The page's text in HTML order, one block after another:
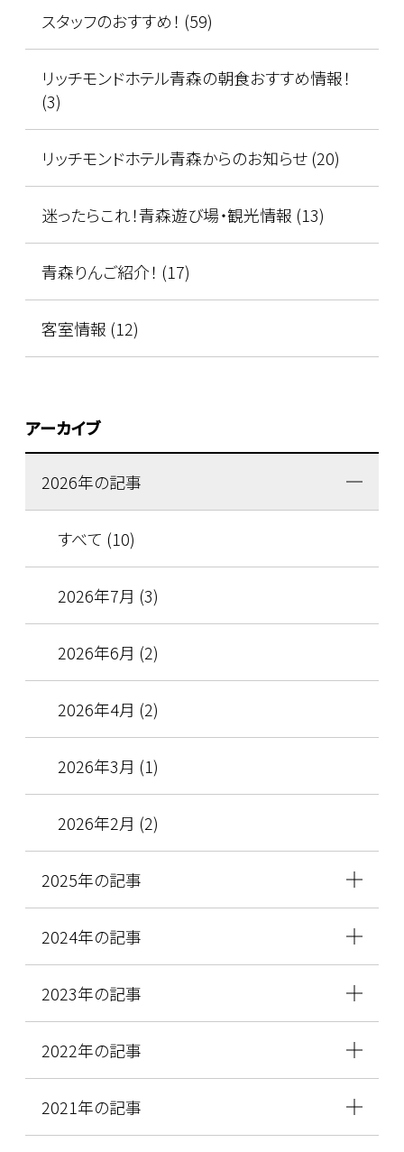
スタッフのおすすめ！ (59)
リッチモンドホテル青森の朝食おすすめ情報！
(3)
リッチモンドホテル青森からのお知らせ (20)
迷ったらこれ！青森遊び場・観光情報 (13)
青森りんご紹介！ (17)
客室情報 (12)
アーカイブ
2026年の記事
すべて (10)
2026年7月 (3)
2026年6月 (2)
2026年4月 (2)
2026年3月 (1)
2026年2月 (2)
2025年の記事
2024年の記事
2023年の記事
2022年の記事
2021年の記事